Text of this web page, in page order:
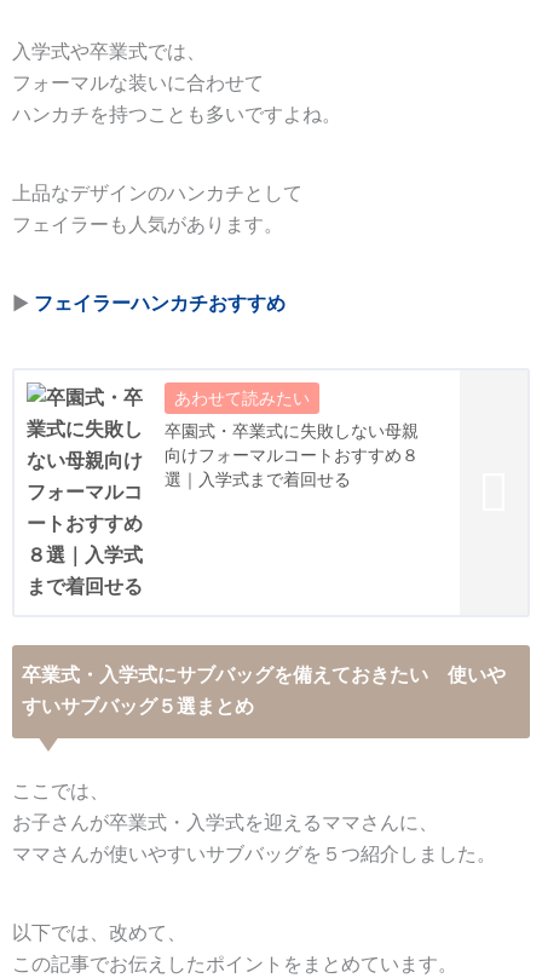
入学式や卒業式では、
フォーマルな装いに合わせて
ハンカチを持つことも多いですよね。
上品なデザインのハンカチとして
フェイラーも人気があります。
▶ フェイラーハンカチおすすめ
卒園式・卒業式に失敗しない母親
向けフォーマルコートおすすめ８
選｜入学式まで着回せる
卒業式・入学式にサブバッグを備えておきたい 使いや
すいサブバッグ５選まとめ
ここでは、
お子さんが卒業式・入学式を迎えるママさんに、
ママさんが使いやすいサブバッグを５つ紹介しました。
以下では、改めて、
この記事でお伝えしたポイントをまとめています。